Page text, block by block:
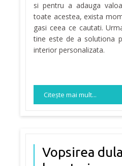
si pentru a adauga
toate acestea, exista
gasi ceea ce cautati.
tine este de a solutiona
interior personalizata.
Citeşte mai mult...
Vopsirea